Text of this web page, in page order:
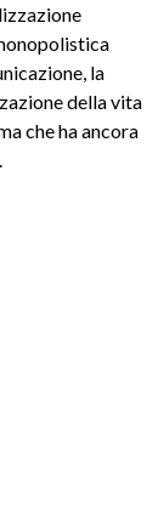
la
della vita
che ha ancora